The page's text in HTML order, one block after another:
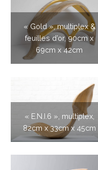
« Gold », multiplex &
feuilles d’or, 90cm x
69cm x 42cm
« E.N.I.6 », multiplex,
82cm x 33cm x 45cm